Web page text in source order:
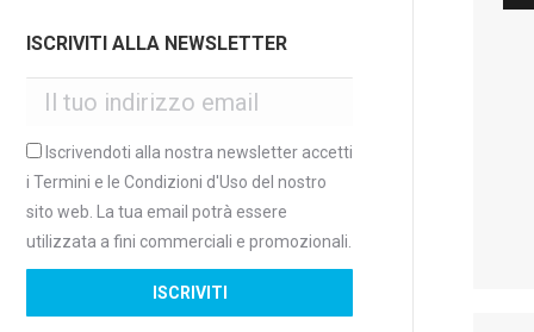
ISCRIVITI ALLA NEWSLETTER
Iscrivendoti alla nostra newsletter accetti
i Termini e le Condizioni d'Uso del nostro
sito web. La tua email potrà essere
utilizzata a fini commerciali e promozionali.